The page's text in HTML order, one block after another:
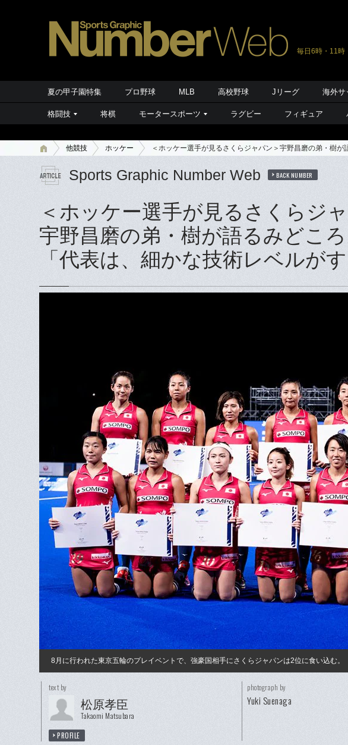
毎日6時・11時
夏の甲子園特集 プロ野球 MLB 高校野球 Jリーグ 海外サ
格闘技 将棋 モータースポーツ ラグビー フィギュア
他競技 ホッケー ＜ホッケー選手が見るさくらジャパン＞宇野昌磨の弟・樹
Sports Graphic Number Web BACK NUMBER
＜ホッケー選手が見るさくらジ
宇野昌磨の弟・樹が語るみどころ
「代表は、細かな技術レベルが
8月に行われた東京五輪のプレイベントで、強豪国相手にさくらジャパンは2位に食い込む。
text by
松原孝臣
Takaomi Matsubara
PROFILE
photograph by
Yuki Suenaga